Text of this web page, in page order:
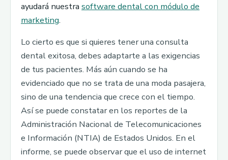
ayudará nuestra software dental con módulo de
marketing.
Lo cierto es que si quieres tener una consulta
dental exitosa, debes adaptarte a las exigencias
de tus pacientes. Más aún cuando se ha
evidenciado que no se trata de una moda pasajera,
sino de una tendencia que crece con el tiempo.
Así se puede constatar en los reportes de la
Administración Nacional de Telecomunicaciones
e Información (NTIA) de Estados Unidos. En el
informe, se puede observar que el uso de internet